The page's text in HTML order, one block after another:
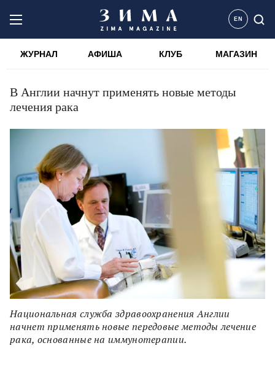
EN
ЖУРНАЛ АФИША КЛУБ МАГАЗИН
В Англии начнут применять новые методы
лечения рака
Национальная служба здравоохранения Англии
начнет применять новые передовые методы лечение
рака, основанные на иммунотерапии.